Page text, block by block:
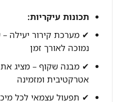
תכונות עיקריות:
✔ מערכת קירור יעילה
נמוכה לאורך זמן
✔ מבנה שקוף – מציג
אטרקטיבית ומזמינה
✔ תפעול עצמאי לכל